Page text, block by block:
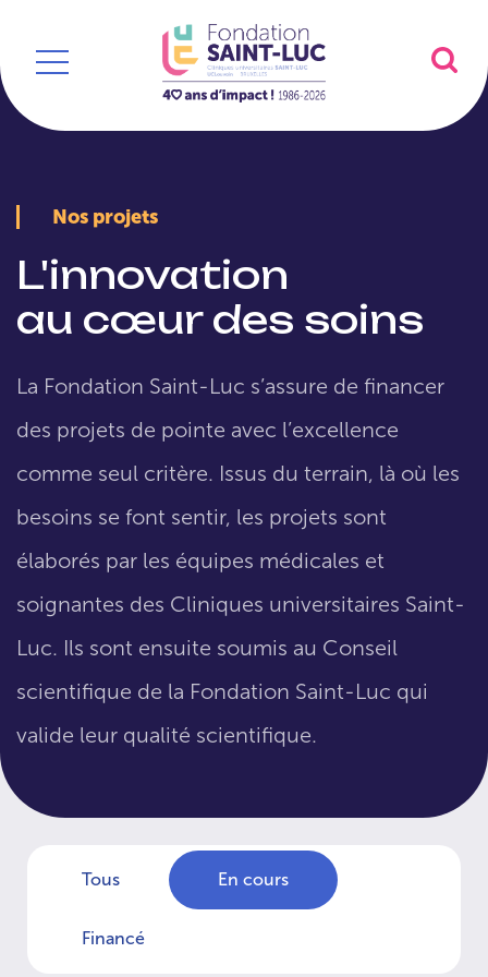
Nos projets
L'innovation
au cœur des soins
La Fondation Saint-Luc s’assure de financer
des projets de pointe avec l’excellence
comme seul critère. Issus du terrain, là où les
besoins se font sentir, les projets sont
élaborés par les équipes médicales et
soignantes des Cliniques universitaires Saint-
Luc. Ils sont ensuite soumis au Conseil
scientifique de la Fondation Saint-Luc qui
valide leur qualité scientifique.
Tous En cours
Financé